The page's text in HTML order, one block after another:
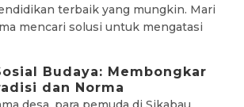
terbaik yang mungkin. Mari
mencari solusi untuk mengatasi
Budaya: Membongkar
dan Norma